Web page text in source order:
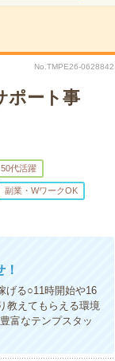
No.TMPE26-0628842
ポート事
代活躍
副業・WワークOK
げる○11時開始や16
教えてもらえる環境
富なテンプスタッ